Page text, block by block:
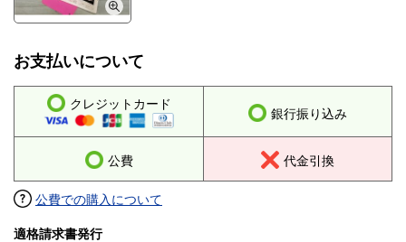
お支払いについて
クレジットカード
銀行振り込み
公費 代金引換
公費での購入について
適格請求書発行